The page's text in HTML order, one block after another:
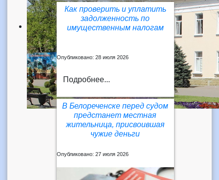
Как проверить и уплатить
задолженность по
имущественным налогам
Опубликовано: 28 июля 2026
Подробнее...
В Белореченске перед судом
предстанет местная
жительница, присвоившая
чужие деньги
Опубликовано: 27 июля 2026